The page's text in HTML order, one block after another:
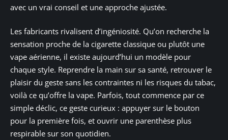
avec un vrai conseil et une approche ajustée.
Les fabricants rivalisent d’ingéniosité. Qu’on recherche la
sensation proche de la cigarette classique ou plutôt une
vape aérienne, il existe aujourd’hui un modèle pour
chaque style. Reprendre la main sur sa santé, retrouver le
plaisir du geste sans les contraintes ni les risques du tabac,
voilà ce qu’offre la vape. Parfois, tout commence par ce
simple déclic, ce geste curieux : appuyer sur le bouton
pour la première fois, et ouvrir une parenthèse plus
respirable sur son quotidien.